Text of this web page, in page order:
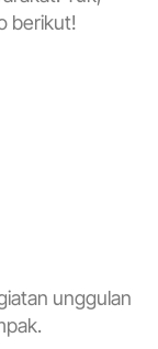
berikut!
unggulan